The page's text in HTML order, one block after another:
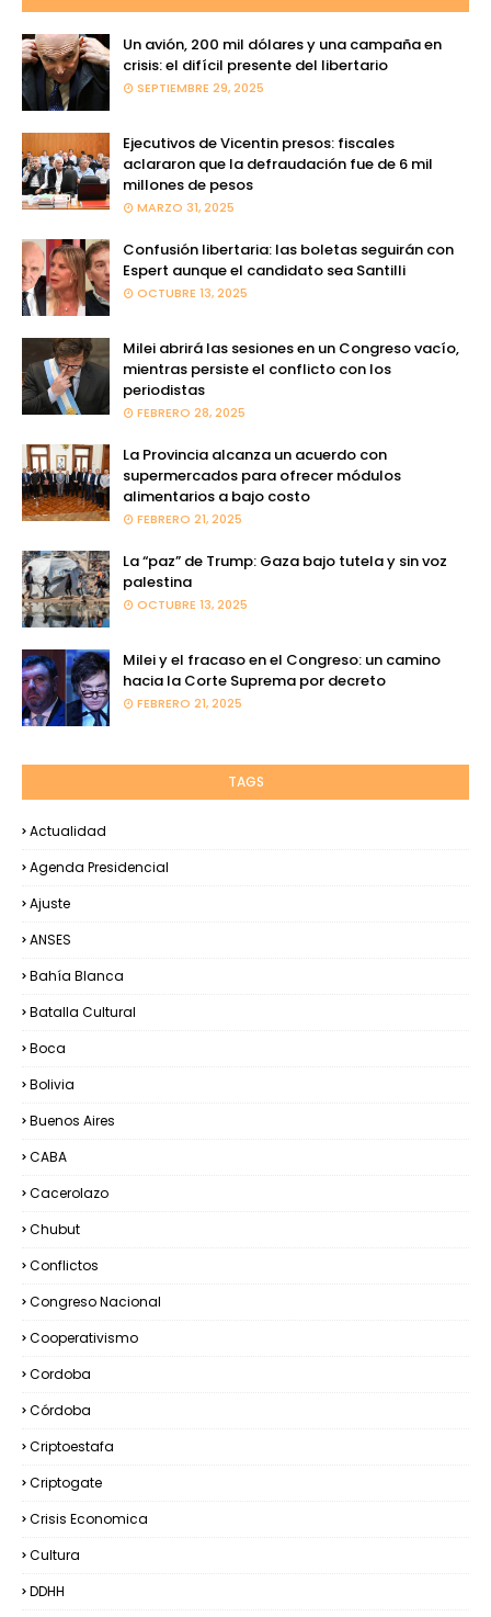
Un avión, 200 mil dólares y una campaña en
crisis: el difícil presente del libertario
SEPTIEMBRE 29, 2025
Ejecutivos de Vicentin presos: fiscales
aclararon que la defraudación fue de 6 mil
millones de pesos
MARZO 31, 2025
Confusión libertaria: las boletas seguirán con
Espert aunque el candidato sea Santilli
OCTUBRE 13, 2025
Milei abrirá las sesiones en un Congreso vacío,
mientras persiste el conflicto con los
periodistas
FEBRERO 28, 2025
La Provincia alcanza un acuerdo con
supermercados para ofrecer módulos
alimentarios a bajo costo
FEBRERO 21, 2025
La “paz” de Trump: Gaza bajo tutela y sin voz
palestina
OCTUBRE 13, 2025
Milei y el fracaso en el Congreso: un camino
hacia la Corte Suprema por decreto
FEBRERO 21, 2025
TAGS
Actualidad
Agenda Presidencial
Ajuste
ANSES
Bahía Blanca
Batalla Cultural
Boca
Bolivia
Buenos Aires
CABA
Cacerolazo
Chubut
Conflictos
Congreso Nacional
Cooperativismo
Cordoba
Córdoba
Criptoestafa
Criptogate
Crisis Economica
Cultura
DDHH